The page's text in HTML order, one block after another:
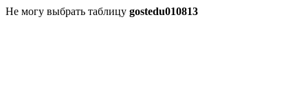
Не могу выбрать таблицу gostedu010813